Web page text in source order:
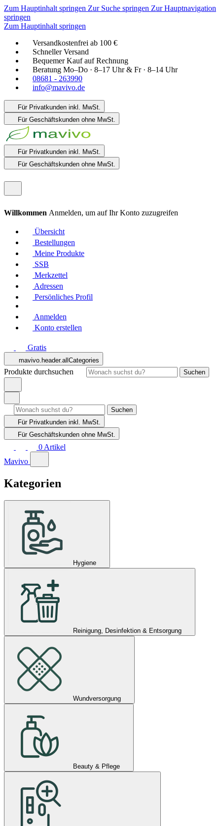
Zum Hauptinhalt springen Zur Suche springen Zur Hauptnavigation
springen
Zum Hauptinhalt springen
Versandkostenfrei ab 100 €
Schneller Versand
Bequemer Kauf auf Rechnung
Beratung Mo–Do · 8–17 Uhr & Fr · 8–14 Uhr
08681 - 263990
info@mavivo.de
Für Privatkunden inkl. MwSt.
Für Geschäftskunden ohne MwSt.
Für Privatkunden inkl. MwSt.
Für Geschäftskunden ohne MwSt.
Willkommen Anmelden, um auf Ihr Konto zuzugreifen
Übersicht
Bestellungen
Meine Produkte
SSB
Merkzettel
Adressen
Persönliches Profil
Anmelden
Konto erstellen
Gratis
mavivo.header.allCategories
Produkte durchsuchen Suchen
Suchen
Für Privatkunden inkl. MwSt.
Für Geschäftskunden ohne MwSt.
0 Artikel
Mavivo
Kategorien
Hygiene
Reinigung, Desinfektion & Entsorgung
Wundversorgung
Beauty & Pflege